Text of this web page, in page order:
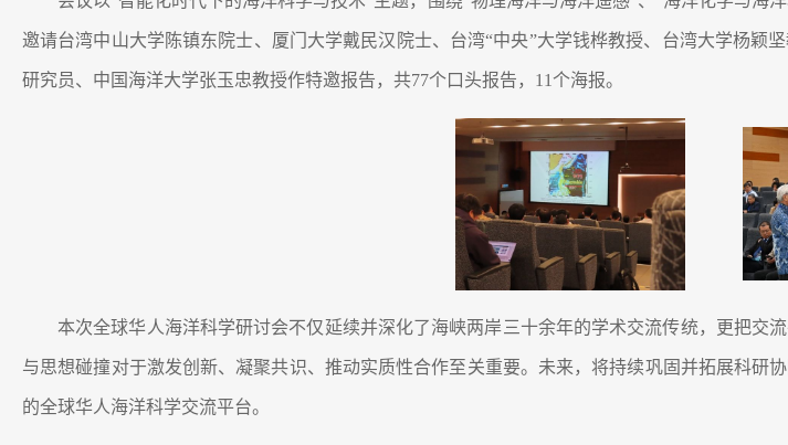
邀请台湾中山大学陈镇东院士、厦门大学戴民汉院士、台湾“中央”大学钱桦教授、台湾大学杨
研究员、中国海洋大学张玉忠教授作特邀报告，共77个口头报告，11个海报。
本次全球华人海洋科学研讨会不仅延续并深化了海峡两岸三十余年的学术交流传统，更把
与思想碰撞对于激发创新、凝聚共识、推动实质性合作至关重要。未来，将持续巩固并拓展科
的全球华人海洋科学交流平台。